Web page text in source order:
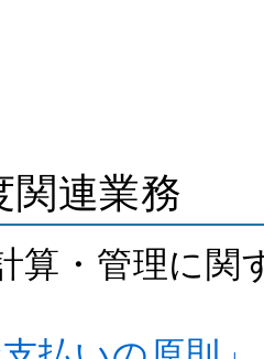
関連業務
・管理に関